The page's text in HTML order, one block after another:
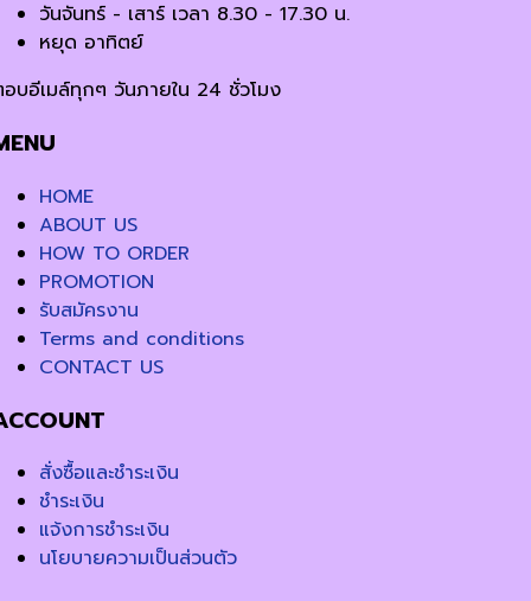
วันจันทร์ - เสาร์ เวลา 8.30 - 17.30 น.
หยุด อาทิตย์
บอีเมล์ทุกๆ วันภายใน 24 ชั่วโมง
HOME
ABOUT US
HOW TO ORDER
PROMOTION
รับสมัครงาน
Terms and conditions
CONTACT US
สั่งซื้อและชำระเงิน
ชำระเงิน
แจ้งการชำระเงิน
นโยบายความเป็นส่วนตัว